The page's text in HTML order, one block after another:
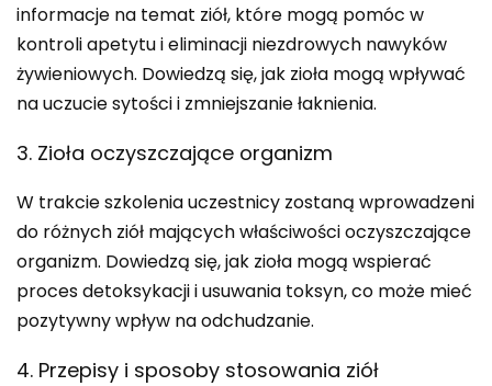
informacje na temat ziół, które mogą pomóc w
kontroli apetytu i eliminacji niezdrowych nawyków
żywieniowych. Dowiedzą się, jak zioła mogą wpływać
na uczucie sytości i zmniejszanie łaknienia.
3. Zioła oczyszczające organizm
W trakcie szkolenia uczestnicy zostaną wprowadzeni
do różnych ziół mających właściwości oczyszczające
organizm. Dowiedzą się, jak zioła mogą wspierać
proces detoksykacji i usuwania toksyn, co może mieć
pozytywny wpływ na odchudzanie.
4. Przepisy i sposoby stosowania ziół